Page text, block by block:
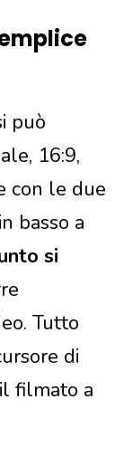
può
16:9,
con le due
basso a
si
Tutto
di
filmato a